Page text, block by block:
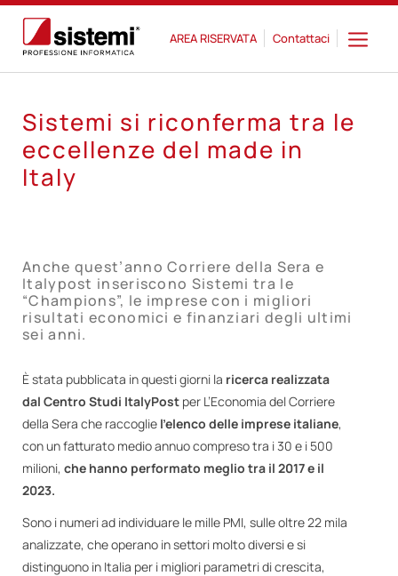
AREA RISERVATA Contattaci
Sistemi si riconferma tra le
eccellenze del made in
Italy
Anche quest’anno Corriere della Sera e
Italypost inseriscono Sistemi tra le
“Champions”, le imprese con i migliori
risultati economici e finanziari degli ultimi
sei anni.
È stata pubblicata in questi giorni la ricerca realizzata
dal Centro Studi ItalyPost per L’Economia del Corriere
della Sera che raccoglie l’elenco delle imprese italiane,
con un fatturato medio annuo compreso tra i 30 e i 500
milioni, che hanno performato meglio tra il 2017 e il
2023.
Sono i numeri ad individuare le mille PMI, sulle oltre 22 mila
analizzate, che operano in settori molto diversi e si
distinguono in Italia per i migliori parametri di crescita,